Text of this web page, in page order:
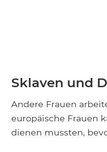
Sklaven und
Andere Frauen
europäische Frauen
dienen mussten,